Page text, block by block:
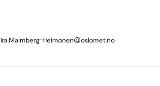
Ira.Malmberg-Heimonen@oslomet.no